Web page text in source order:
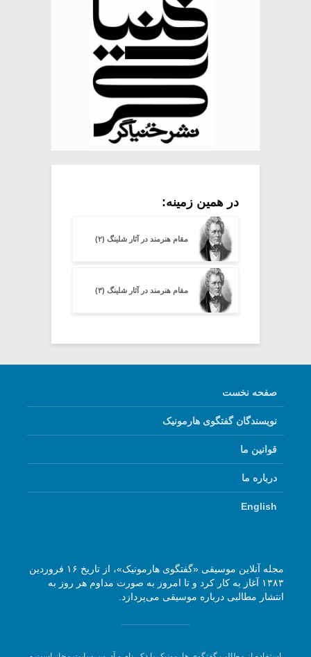
در همین زمینه:
مقام هنرمند در آثار شلینگ (۲)
مقام هنرمند در آثار شلینگ (۳)
صفحه نخست
نویسندگان گفتگوی هارمونیک
قوانین ما
درباره ما
English
مجله آنلاین موسیقی «گفتگوی هارمونیک»، از تاریخ ۱۶ فروردین
۱۳۸۳ آغاز به کار کرد و تا امروز به صورت مداوم هر روز به
انتشار مطالبی درباره موسیقی می‌پردازد.